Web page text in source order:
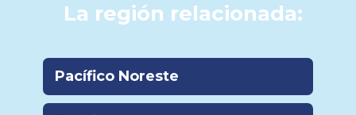
La región relacionada:
Pacífico Noreste